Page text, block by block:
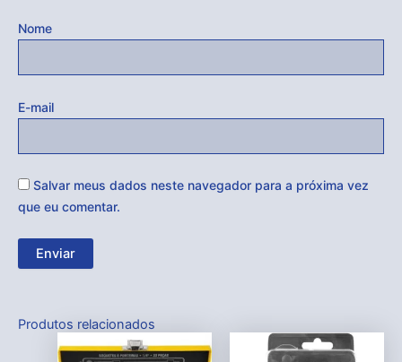
Nome
E-mail
Salvar meus dados neste navegador para a próxima vez
que eu comentar.
Produtos relacionados